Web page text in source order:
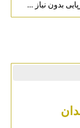
بدون نیاز ...